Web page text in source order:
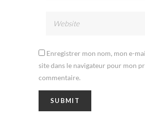
Enregistrer mon nom, mon e-
site dans le navigateur pour mon
commentaire.